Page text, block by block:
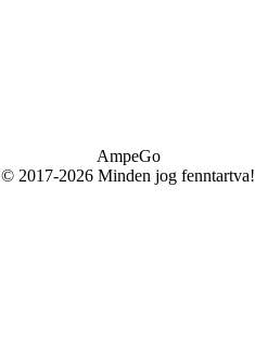
AmpeGo
© 2017-2026 Minden jog fenntartva!